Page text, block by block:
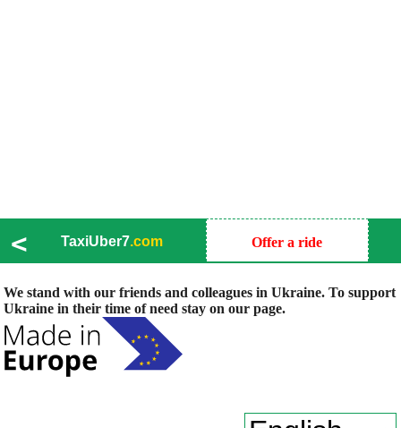
< TaxiUber7.com Offer a ride
We stand with our friends and colleagues in Ukraine. To support
Ukraine in their time of need stay on our page.